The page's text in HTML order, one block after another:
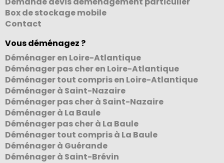
Box de stockage mobile
Contact
Vous déménagez ?
Déménager en Loire-Atlantique
Déménager pas cher en Loire-Atlantique
Déménager tout compris en Loire-Atlantique
Déménager à Saint-Nazaire
Déménager pas cher à Saint-Nazaire
Déménager à La Baule
Déménager pas cher à La Baule
Déménager tout compris à La Baule
Déménager à Guérande
Déménager à Saint-Brévin